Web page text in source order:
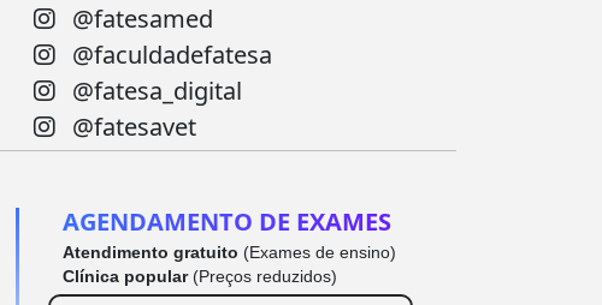
@fatesamed
@faculdadefatesa
@fatesa_digital
@fatesavet
AGENDAMENTO DE EXAMES
Atendimento gratuito (Exames de ensino)
Clínica popular(Preços reduzidos)